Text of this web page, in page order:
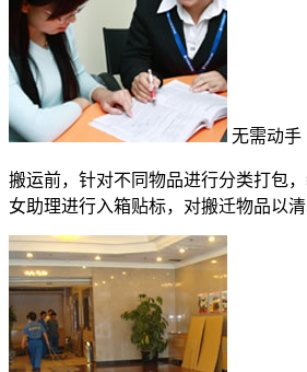
无需动手
搬运前，针对不同物品进行分类打包
女助理进行入箱贴标，对搬迁物品以